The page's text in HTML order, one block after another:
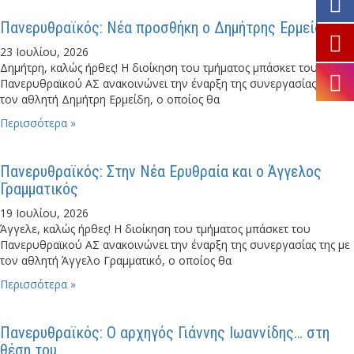
Πανερυθραϊκός: Νέα προσθήκη ο Δημήτρης Ερμείδης
23 Ιουλίου, 2026
Δημήτρη, καλώς ήρθες! Η διοίκηση του τμήματος μπάσκετ του
Πανερυθραϊκού ΑΣ ανακοινώνει την έναρξη της συνεργασίας της με
τον αθλητή Δημήτρη Ερμείδη, ο οποίος θα
Περισσότερα »
Πανερυθραϊκός: Στην Νέα Ερυθραία και ο Άγγελος
Γραμματικός
19 Ιουλίου, 2026
Άγγελε, καλώς ήρθες! Η διοίκηση του τμήματος μπάσκετ του
Πανερυθραϊκού ΑΣ ανακοινώνει την έναρξη της συνεργασίας της με
τον αθλητή Άγγελο Γραμματικό, ο οποίος θα
Περισσότερα »
Πανερυθραϊκός: Ο αρχηγός Γιάννης Ιωαννίδης… στη
θέση του